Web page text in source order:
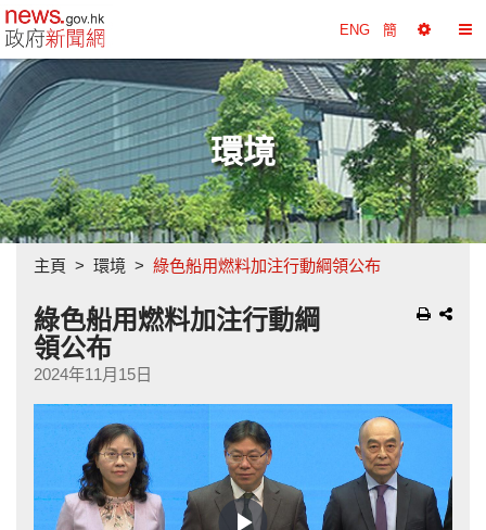
政府新聞網主頁 ENG 簡
擇
工
具
換
目
錄
環境
主頁 環境 綠色船用燃料加注行動綱領公布
綠色船用燃料加注行動綱
領公布
2024年11月15日